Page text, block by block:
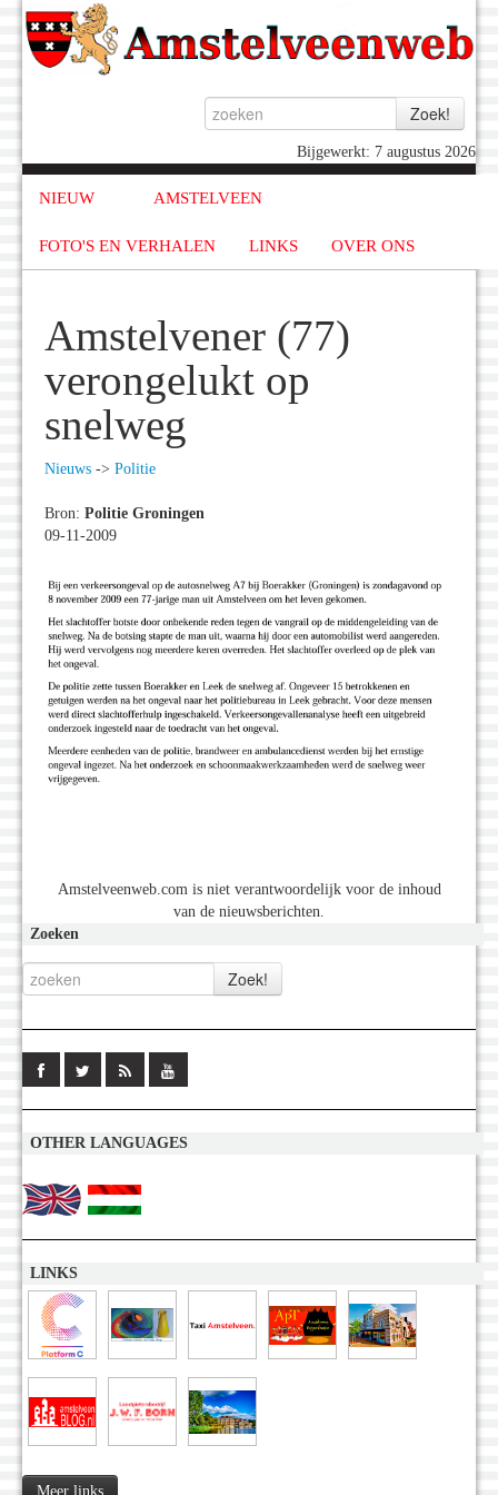
Bijgewerkt: 7 augustus 2026
NIEUW AMSTELVEEN
FOTO'S EN VERHALEN LINKS OVER ONS
Amstelvener (77)
verongelukt op
snelweg
Nieuws -> Politie
Bron: Politie Groningen
09-11-2009
Amstelveenweb.com is niet verantwoordelijk voor de inhoud
van de nieuwsberichten.
Zoeken
OTHER LANGUAGES
LINKS
Meer links